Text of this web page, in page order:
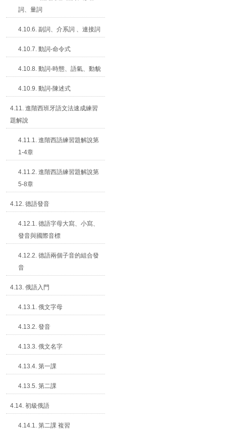
詞、量詞
4.10.6. 副詞、介系詞 、連接詞
4.10.7. 動詞-命令式
4.10.8. 動詞-時態、語氣、動貌
4.10.9. 動詞-陳述式
4.11. 進階西班牙語文法速成練習
題解說
4.11.1. 進階西語練習題解說第
1-4章
4.11.2. 進階西語練習題解說第
5-8章
4.12. 德語發音
4.12.1. 德語字母大寫、小寫、
發音與國際音標
4.12.2. 德語兩個子音的組合發
音
4.13. 俄語入門
4.13.1. 俄文字母
4.13.2. 發音
4.13.3. 俄文名字
4.13.4. 第一課
4.13.5. 第二課
4.14. 初級俄語
4.14.1. 第二課 複習